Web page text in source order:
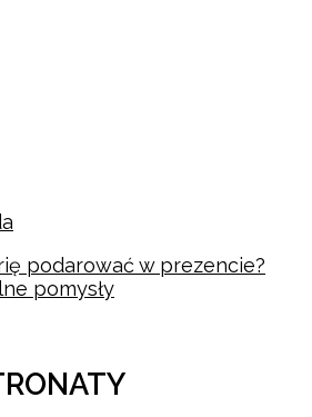
podarować w prezencie?
pomysły